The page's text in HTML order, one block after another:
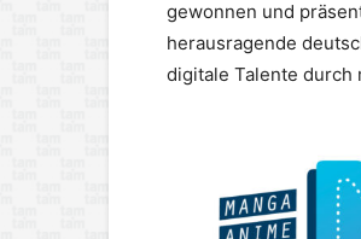
gewonnen und
herausragende
digitale Talente durch